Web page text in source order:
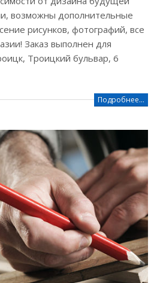
смелого и фантастического
тек. Зеркальное полотно
необходимых размеров, края
от дизайна будущей
возможны дополнительные
рисунков, фотографий, все
Заказ выполнен для
Троицкий бульвар, 6
Подробнее...